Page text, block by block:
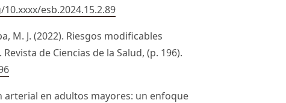
esb.2024.15.2.89
M. J. (2022). Riesgos modificables
de Ciencias de la Salud, (p. 196).
arterial en adultos mayores: un enfoque